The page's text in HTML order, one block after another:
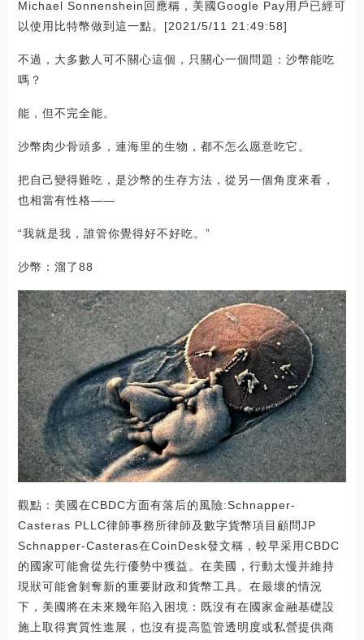
Michael Sonnenshein回應稱，美國Google Pay用戶已經可
以使用比特幣做到這一點。[2021/5/11 21:49:58]
不過，大多數人可不關心這個，只關心一個問題：沙幣能吃
嗎？
能，但不完全能。
沙幣肉少骨頭多，連海里的生物，都不怎么愿意吃它。
把自己變得難吃，是沙幣的生存方法，從另一個角度來看，
也相當有性格——
“我就是我，誰管你覺得好不好吃。”
沙幣：溜了88
觀點：美國在CBDC方面有落后的風險:Schnapper-
Casteras PLLC律師事務所律師及數字貨幣項目顧問JP
Schnapper-Casteras在CoinDesk發文稱，較早采用CBDC
的國家可能會從先行優勢中獲益。在美國，行動太慢并維持
現狀可能會剝奪新的重要財政和貨幣工具。在最壞的情況
下，美國將在未來幾年陷入困境：既沒有在國家金融基礎設
施上取得實質性進展，也沒有提高監管透明度或私營提供商